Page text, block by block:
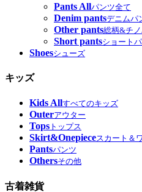
Pants Allパンツ全て
Denim pantsデニムパ
Other pants総柄&チ
Short pantsショート
Shoesシューズ
キッズ
Kids Allすべてのキッズ
Outerアウター
Tops トップス
Skirt&Onepieceスカート＆
Pantsパンツ
Othersその他
古着雑貨